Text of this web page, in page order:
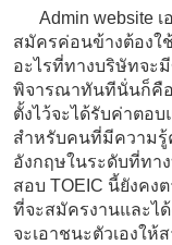
Admin website เ
สมัครค่อนข้างต้องใ
อะไรที่ทางบริษัทจะ
พิจารณาทันทีนั่นก็คื
ตั้งไว้จะได้รับค่าตอ
สำหรับคนที่มีความรู้
อังกฤษในระดับที่ทา
สอบ TOEIC นี้ยังคง
ที่จะสมัครงานและไ
จะเอาชนะตัวเองใ